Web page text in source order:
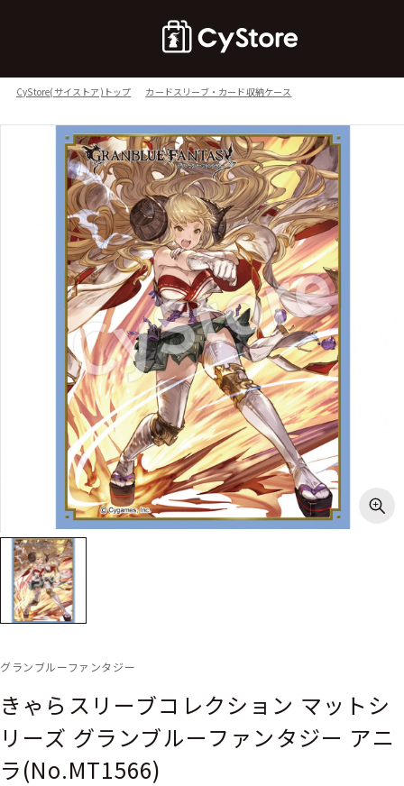
CyStore(サイストア)トップ カードスリーブ・カード収納ケース
グランブルーファンタジー
きゃらスリーブコレクション マットシ
リーズ グランブルーファンタジー アニ
ラ(No.MT1566)